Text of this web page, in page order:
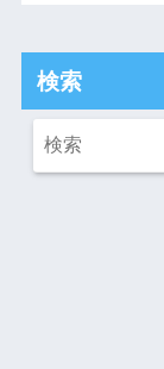
検索